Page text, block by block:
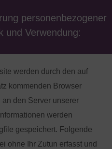
personenbezogener
und Verwendung:
werden durch den auf
kommenden Browser
den Server unserer
werden
gespeichert. Folgende
ohne Ihr Zutun erfasst und